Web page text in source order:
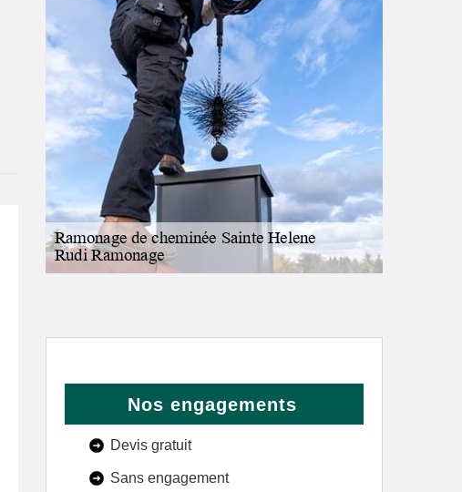
Nos engagements
Devis gratuit
Sans engagement